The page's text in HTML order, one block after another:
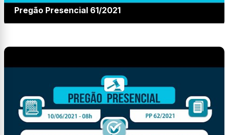
Pregão Presencial 61/2021